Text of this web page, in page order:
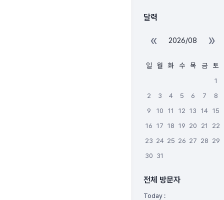
달력
« 2026/08 »
일 월 화 수 목 금 토
1
2
3 4 5 6 7
8
9
10 11 12 13 14
15
16 17 18 19 20 21
22
23 24 25 26 27 28 29
30 31
전체 방문자
Today :